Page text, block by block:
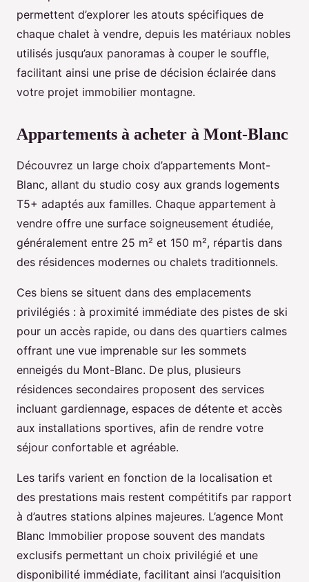
permettent d’explorer les atouts spécifiques de
chaque chalet à vendre, depuis les matériaux nobles
utilisés jusqu’aux panoramas à couper le souffle,
facilitant ainsi une prise de décision éclairée dans
votre projet immobilier montagne.
Appartements à acheter à Mont-Blanc
Découvrez un large choix d’appartements Mont-
Blanc, allant du studio cosy aux grands logements
T5+ adaptés aux familles. Chaque appartement à
vendre offre une surface soigneusement étudiée,
généralement entre 25 m² et 150 m², répartis dans
des résidences modernes ou chalets traditionnels.
Ces biens se situent dans des emplacements
privilégiés : à proximité immédiate des pistes de ski
pour un accès rapide, ou dans des quartiers calmes
offrant une vue imprenable sur les sommets
enneigés du Mont-Blanc. De plus, plusieurs
résidences secondaires proposent des services
incluant gardiennage, espaces de détente et accès
aux installations sportives, afin de rendre votre
séjour confortable et agréable.
Les tarifs varient en fonction de la localisation et
des prestations mais restent compétitifs par rapport
à d’autres stations alpines majeures. L’agence Mont
Blanc Immobilier propose souvent des mandats
exclusifs permettant un choix privilégié et une
disponibilité immédiate, facilitant ainsi l’acquisition